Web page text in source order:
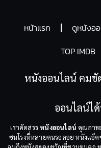
หน้าแรก ดูหนังอ
TOP IMDB
หนังออนไลน์ คมชั
ออนไลน์ไ
เราคัดสรรหนังออนไลน์ คุณภาพ
ชนโรงที่หลายคนรอคอย หนังแอ็